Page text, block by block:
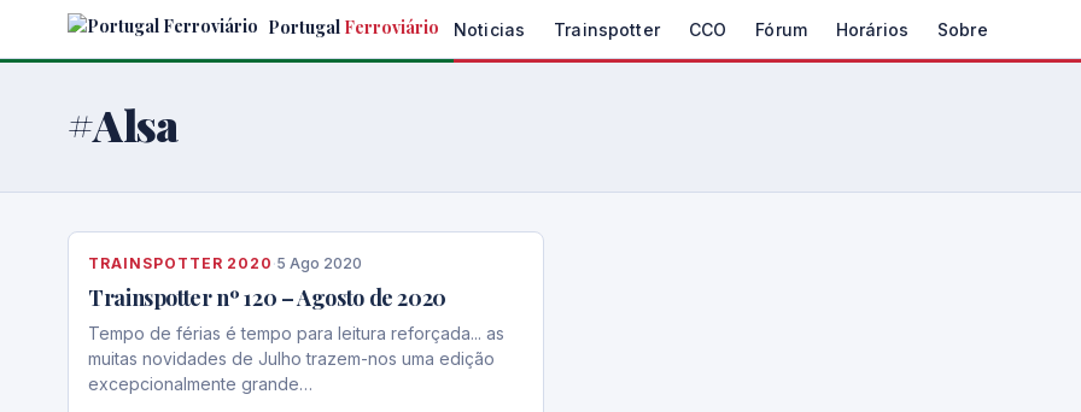
Portugal Ferroviário Noticias Trainspotter CCO Fórum Horários Sobre
#Alsa
TRAINSPOTTER 2020 ·5 Ago 2020
Trainspotter nº 120 – Agosto de 2020
Tempo de férias é tempo para leitura reforçada... as
muitas novidades de Julho trazem-nos uma edição
excepcionalmente grande…